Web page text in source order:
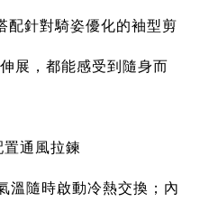
配針對騎姿優化的袖型剪
展，都能感受到隨身而
置通風拉鍊
溫隨時啟動冷熱交換；內